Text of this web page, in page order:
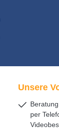
Unsere
per